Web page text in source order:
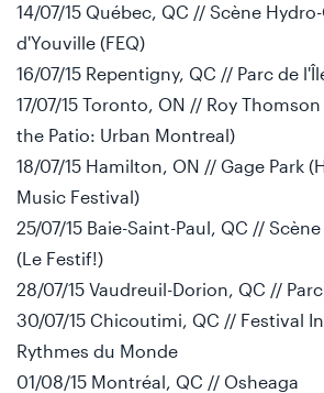
14/07/15 Québec, QC // Scène
d'Youville (FEQ)
16/07/15 Repentigny, QC // Parc de
17/07/15 Toronto, ON // Roy
the Patio: Urban Montreal)
18/07/15 Hamilton, ON // Gage Park
Music Festival)
25/07/15 Baie-Saint-Paul, QC //
(Le Festif!)
28/07/15 Vaudreuil-Dorion, QC //
30/07/15 Chicoutimi, QC // Festival
Rythmes du Monde
01/08/15 Montréal, QC // Osheaga